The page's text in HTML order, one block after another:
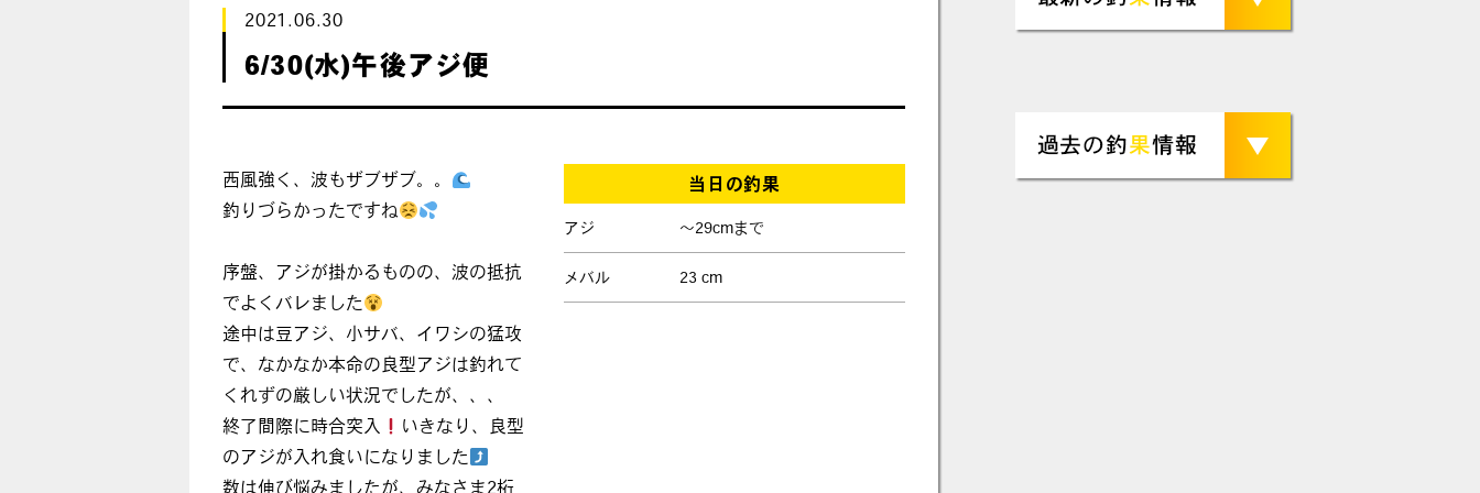
2021.06.30
6/30(水)午後アジ便
西風強く、波もザブザブ。。
釣りづらかったですね
序盤、アジが掛かるものの、波の抵抗
でよくバレました
途中は豆アジ、小サバ、イワシの猛攻
で、なかなか本命の良型アジは釣れて
くれずの厳しい状況でしたが、、、
終了間際に時合突入
いきなり、良型
のアジが入れ食いになりました
数は伸び悩みましたが、みなさま2桁
当日の釣果
アジ ～29cmまで
メバル 23 cm